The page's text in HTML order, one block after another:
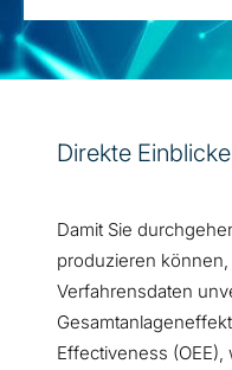
Direkte
Damit Sie
produzieren
Verfahrensdaten
Effectiveness